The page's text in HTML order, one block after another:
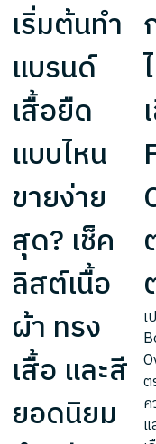
เริ่มต้นทำ
แบรนด์
เสื้อยืด
แบบไหน
ขายง่าย
สุด? เช็ค
ลิสต์เนื้อ
ผ้า ทรง
เสื้อ และสี
ยอดนิยม
เ
ต
ค
แ